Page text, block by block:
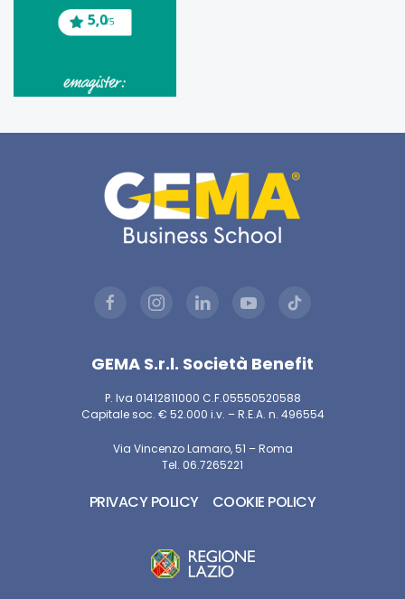
GEMA S.r.l. Società Benefit
P. Iva 01412811000 C.F.05550520588
Capitale soc. € 52.000 i.v. – R.E.A. n. 496554
Via Vincenzo Lamaro, 51 – Roma
Tel. 06.7265221
PRIVACY POLICY COOKIE POLICY